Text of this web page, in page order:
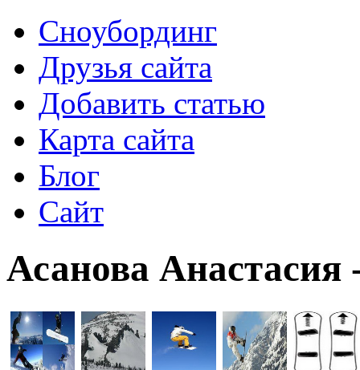
Сноубординг
Друзья сайта
Добавить статью
Карта сайта
Блог
Сайт
Асанова Анастасия